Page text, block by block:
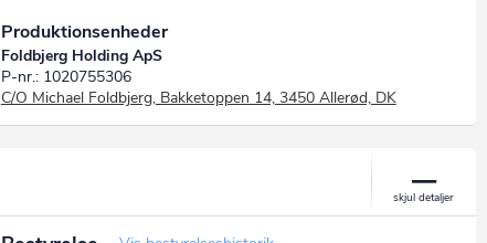
Produktionsenheder
Foldbjerg Holding ApS
P-nr.: 1020755306
C/O Michael Foldbjerg, Bakketoppen 14, 3450 Allerød, DK